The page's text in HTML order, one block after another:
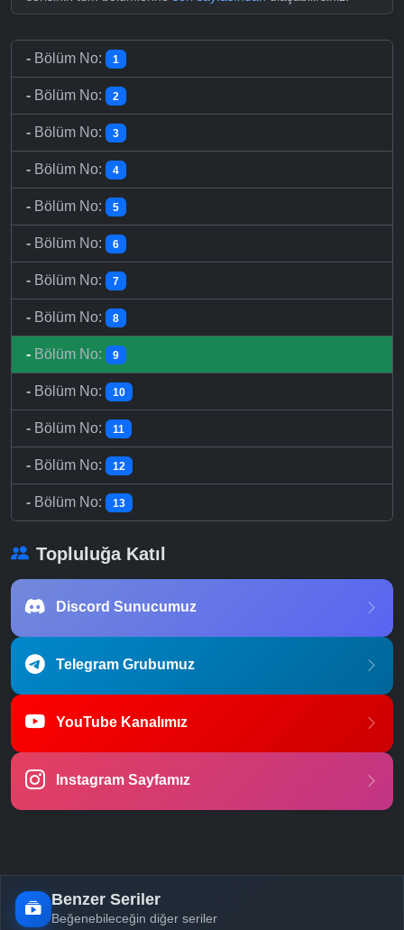
- Bölüm No: 1
- Bölüm No: 2
- Bölüm No: 3
- Bölüm No: 4
- Bölüm No: 5
- Bölüm No: 6
- Bölüm No: 7
- Bölüm No: 8
- Bölüm No: 9
- Bölüm No: 10
- Bölüm No: 11
- Bölüm No: 12
- Bölüm No: 13
Topluluğa Katıl
Discord Sunucumuz
Telegram Grubumuz
YouTube Kanalımız
Instagram Sayfamız
Benzer Seriler
Beğenebileceğin diğer seriler